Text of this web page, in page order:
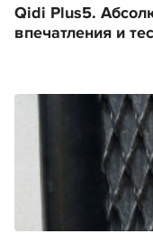
Qidi Plus5.
впечатления и